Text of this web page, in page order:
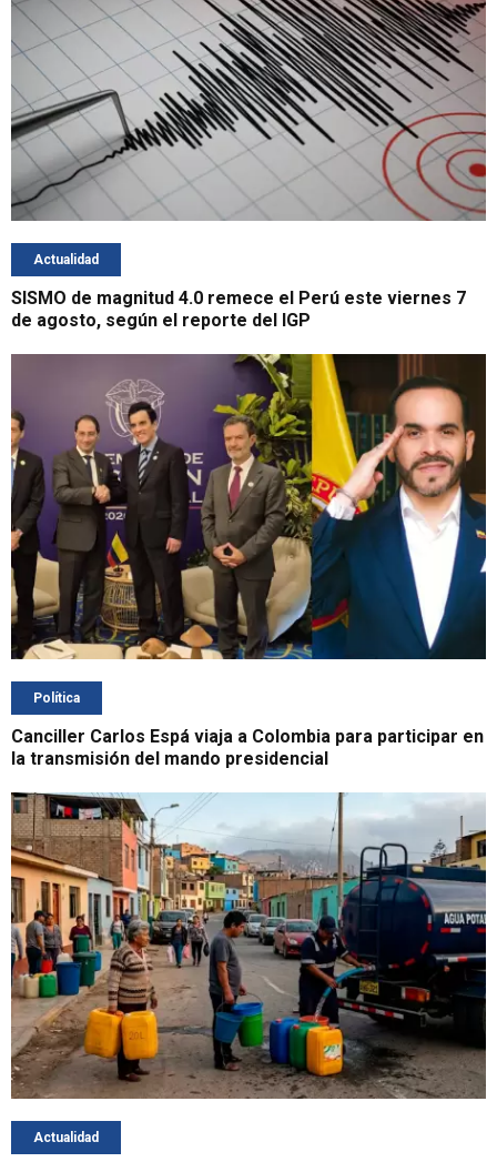
Actualidad
SISMO de magnitud 4.0 remece el Perú este viernes 7
de agosto, según el reporte del IGP
Política
Canciller Carlos Espá viaja a Colombia para participar en
la transmisión del mando presidencial
Actualidad